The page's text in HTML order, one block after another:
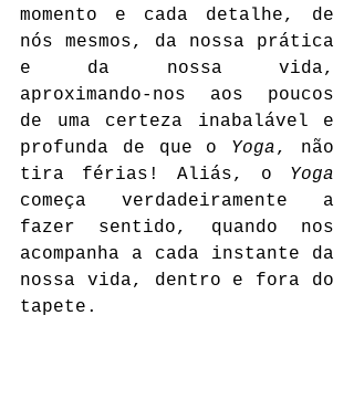
momento e cada detalhe, de
nós mesmos, da nossa prática
e da nossa vida,
aproximando-nos aos poucos
de uma certeza inabalável e
profunda de que o Yoga, não
tira férias! Aliás, o
começa verdadeiramente a
fazer sentido, quando nos
acompanha a cada instante da
nossa vida, dentro e fora do
tapete.